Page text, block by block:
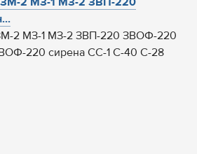
2 МЗ-1 МЗ-2 ЗВП-220 ЗВОФ-220
220 сирена СС-1 С-40 С-28